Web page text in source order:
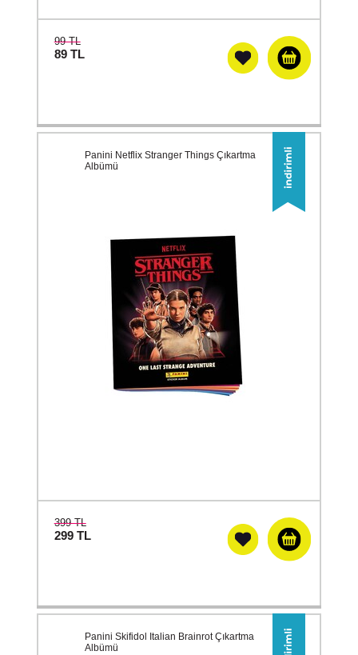
99 TL
89 TL
Panini Netflix Stranger Things Çıkartma
Albümü
399 TL
299 TL
Panini Skifidol Italian Brainrot Çıkartma
Albümü